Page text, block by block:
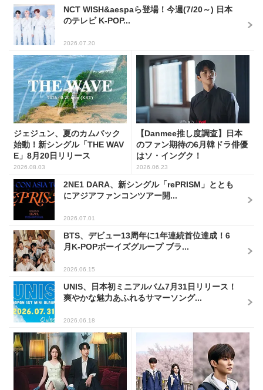
NCT WISH&aespaら登場！今週(7/20～) 日本
のテレビ K-POP...
2026.07.20
ジェジュン、夏のカムバック
始動！新シングル「THE WAV
E」8月20日リリース
2026.08.03
【Danmee推し度調査】日本
のファン期待の6月韓ドラ俳優
はソ・イングク！
2026.06.23
2NE1 DARA、新シングル「rePRISM」ととも
にアジアファンコンツアー開...
2026.07.01
BTS、デビュー13周年に1年連続首位達成！6
月K-POPボーイズグループ ブラ...
2026.06.15
UNIS、日本初ミニアルバム7月31日リリース！
爽やかな魅力あふれるサマーソング...
2026.06.18